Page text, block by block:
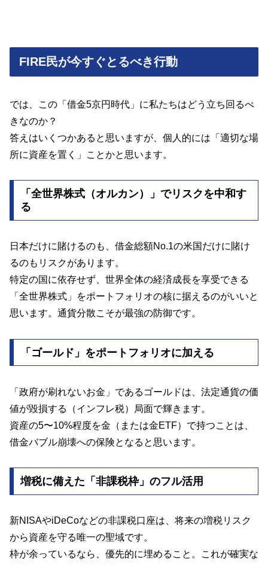
FIRE民が今すぐとるべき行動
では、この「借金5京円時代」に私たちはどう立ち回るべ
きなのか？
答えはいくつかあると思いますが、個人的には「適切な場
所に資産を置く」ことかと思います。
「全世界株式（オルカン）」でリスクを中和す
る
日本だけに賭けるのも、借金総額No.1の米国だけに賭け
るのもリスクがあります。
特定の国に依存せず、世界全体の経済成長を享受できる
「全世界株式」をポートフォリオの核に据えるのがいいと
思います。通貨分散こそが最強の防御です。
「ゴールド」をポートフォリオに加える
「政府が刷れないお金」であるゴールドは、法定通貨の価
値が毀損する（インフレ税）局面で輝きます。
資産の5〜10%程度を金（または金ETF）で持つことは、
借金バブル崩壊への保険となると思います。
増税に備えた「非課税枠」のフル活用
新NISAやiDeCoなどの非課税口座は、将来の増税リスク
から資産を守る唯一の聖域です。
枠が余っているなら、優先的に埋めること。これが確実な